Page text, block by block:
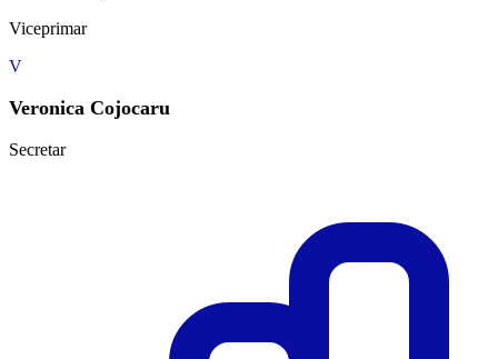
Viceprimar
V
Veronica Cojocaru
Secretar